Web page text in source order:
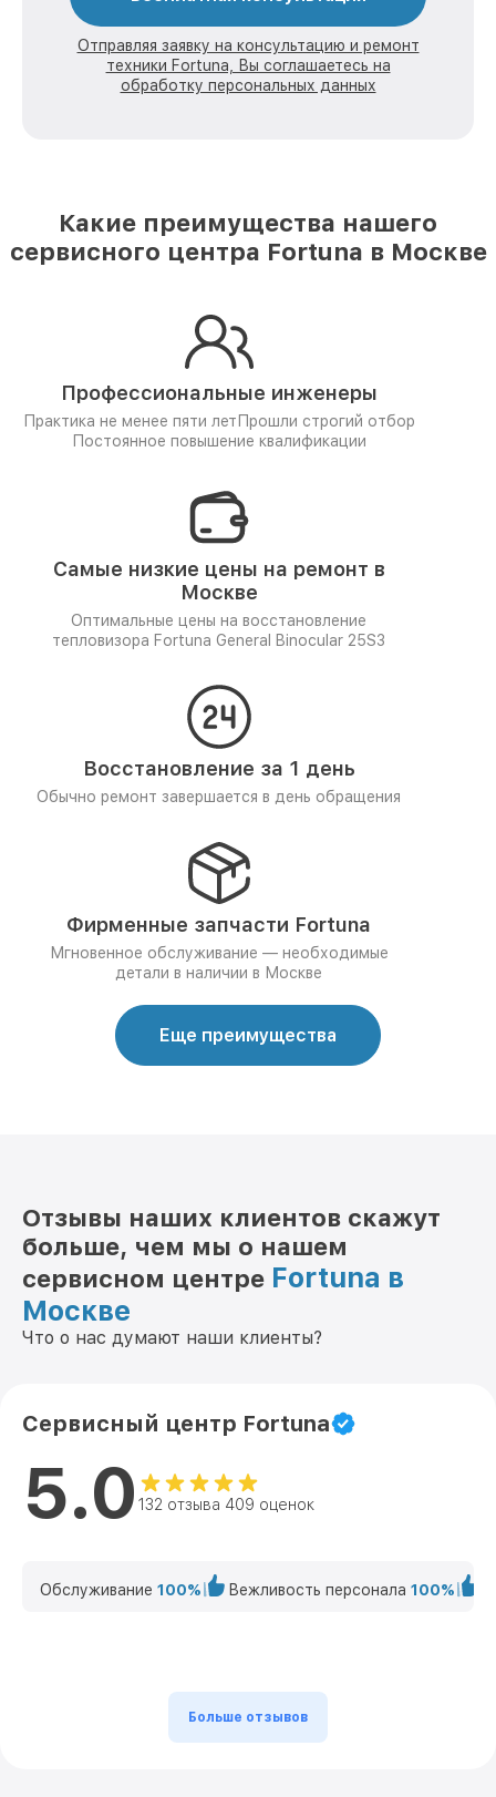
Отправляя заявку на консультацию и ремонт
техники Fortuna, Вы соглашаетесь на
обработку персональных данных
Какие преимущества нашего
сервисного центра Fortuna в Москве
Профессиональные инженеры
Практика не менее пяти лет Прошли строгий отбор
Постоянное повышение квалификации
Самые низкие цены на ремонт в
Москве
Оптимальные цены на восстановление
тепловизора Fortuna General Binocular 25S3
Восстановление за 1 день
Обычно ремонт завершается в день обращения
Фирменные запчасти Fortuna
Мгновенное обслуживание — необходимые
детали в наличии в Москве
Еще преимущества
Отзывы наших клиентов скажут
больше, чем мы о нашем
сервисном центре Fortuna в
Москве
Что о нас думают наши клиенты?
Сервисный центр Fortuna
5.0 132 отзыва 409 оценок
Обслуживание 100% Вежливость персонала 100%
Больше отзывов